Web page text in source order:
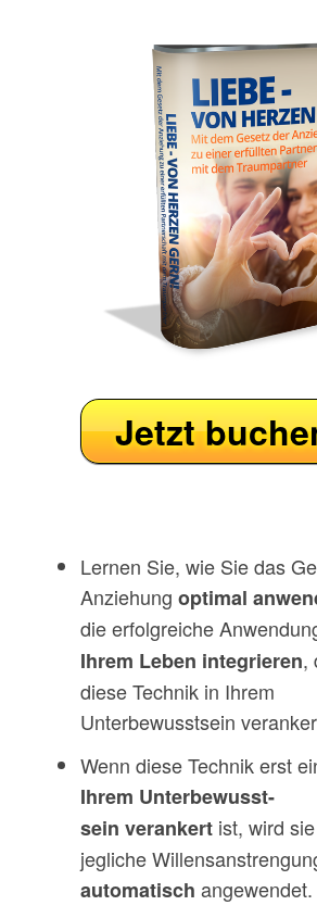
Jetzt
Lernen Sie, wie Sie das
Anziehung optimal
die erfolgreiche
Ihrem Leben integrieren,
diese Technik in Ihrem
Unterbewusstsein
Wenn diese Technik erst
Ihrem Unterbewusst-
sein verankert ist, wird
jegliche
automatisch angewendet.